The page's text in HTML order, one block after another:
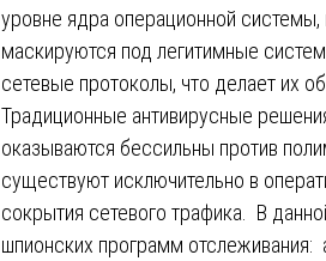
уровне ядра операционной
маскируются под легитимные
сетевые протоколы, что делает их
Традиционные антивирусные
оказываются бессильны против
существуют исключительно в
сокрытия сетевого трафика. В
шпионских программ отслеживания: